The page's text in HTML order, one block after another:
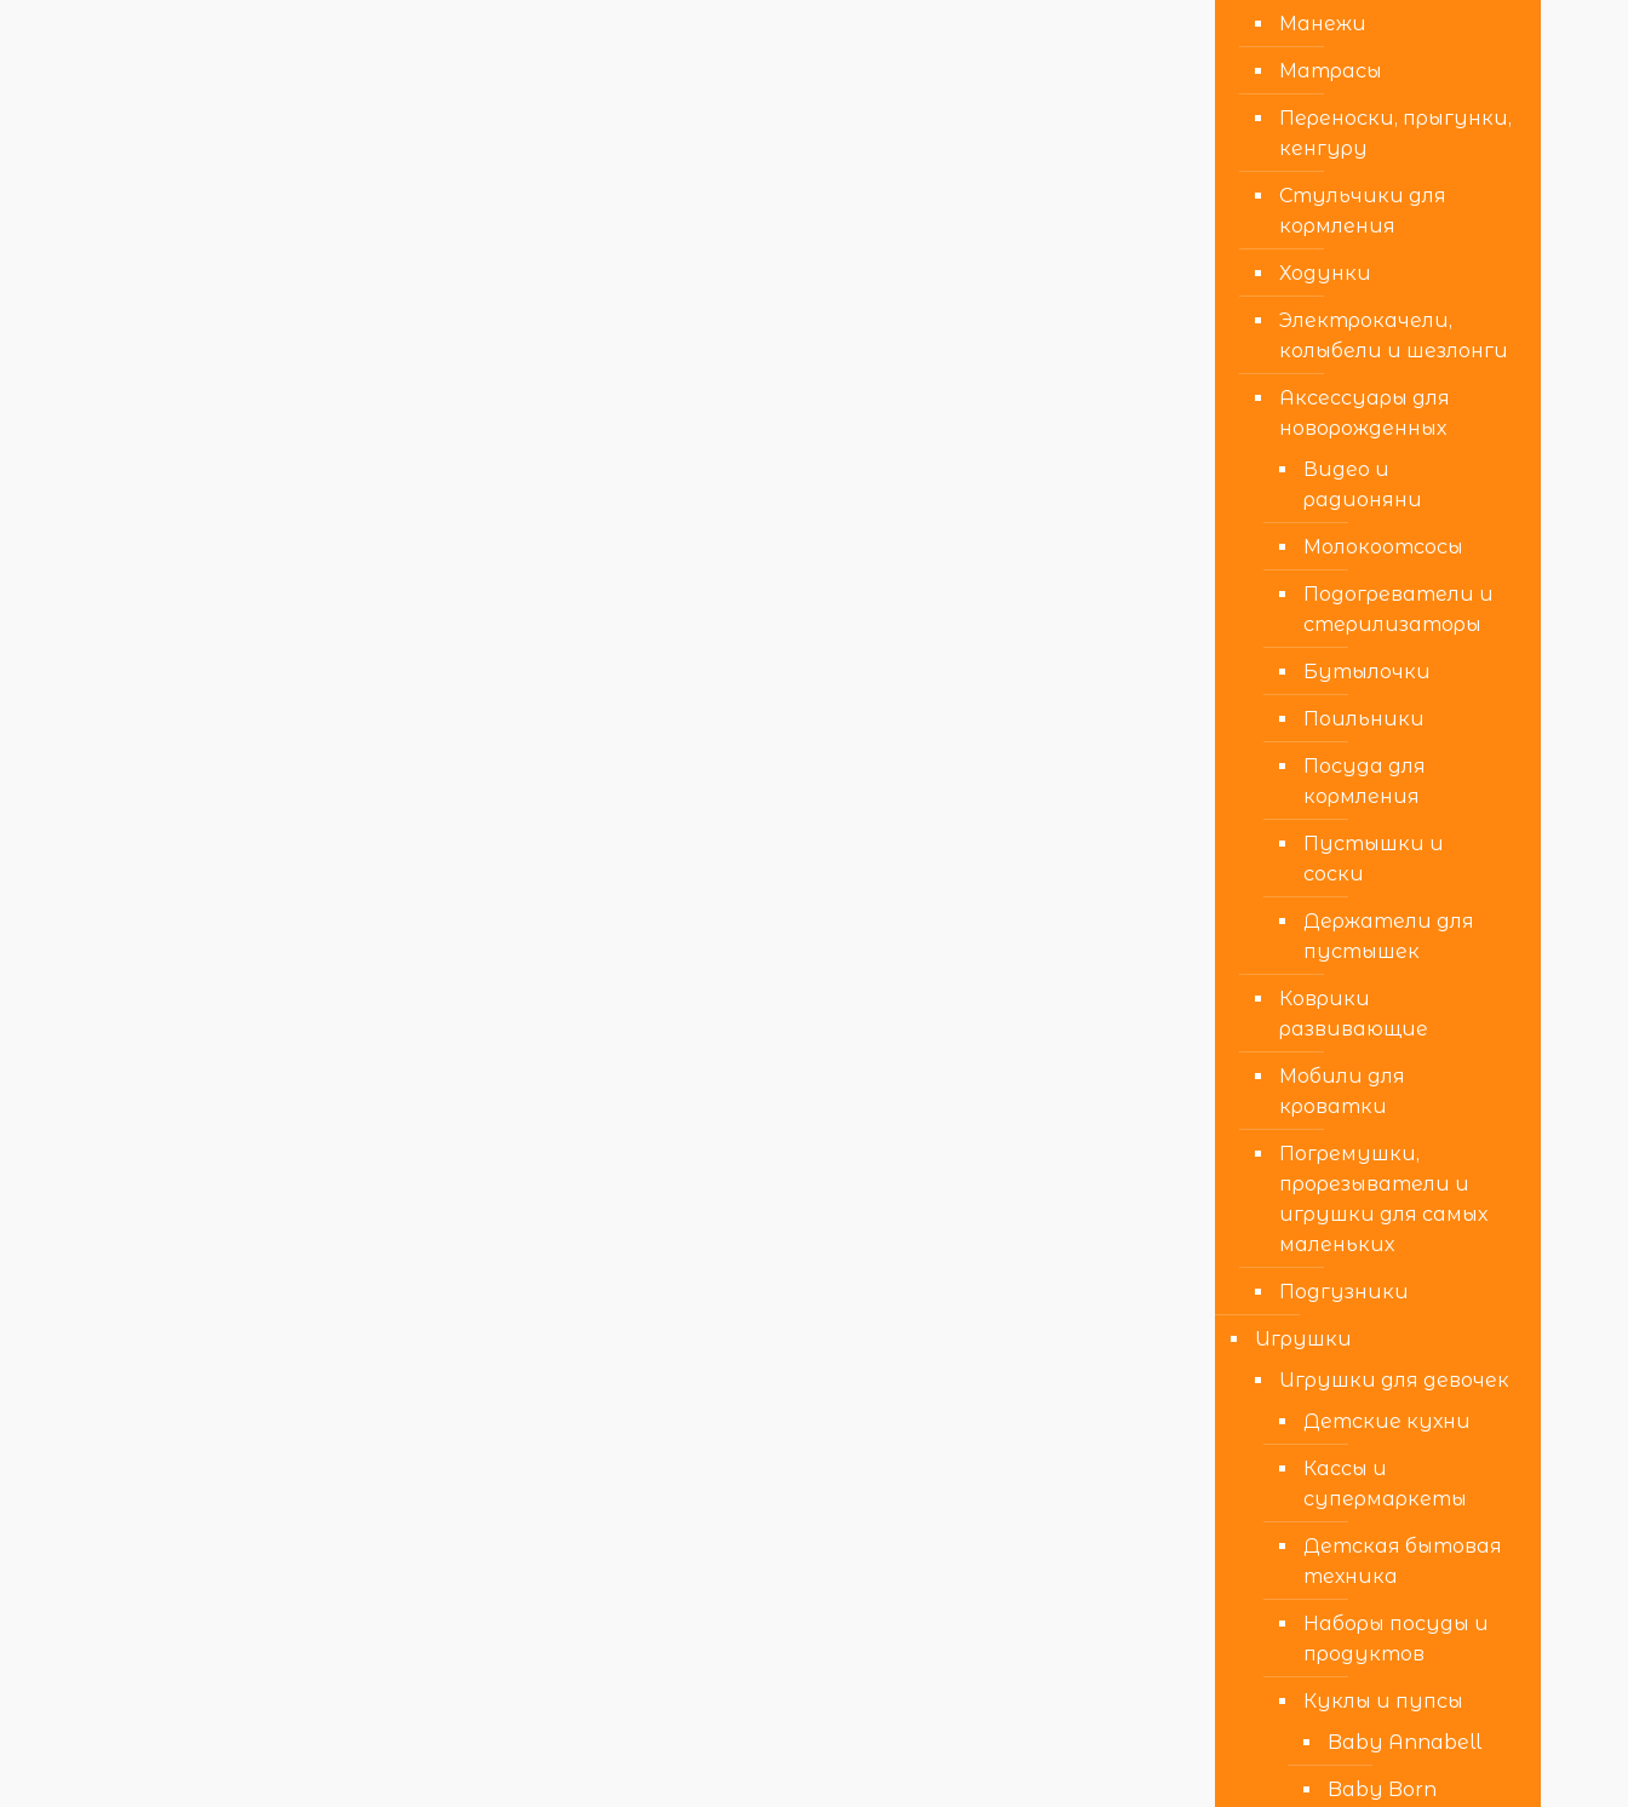
Манежи
Матрасы
Переноски, прыгунки,
кенгуру
Стульчики для
кормления
Ходунки
Электрокачели,
колыбели и шезлонги
Аксессуары для
новорожденных
Видео и
радионяни
Молокоотсосы
Подогреватели и
стерилизаторы
Бутылочки
Поильники
Посуда для
кормления
Пустышки и
соски
Держатели для
пустышек
Коврики
развивающие
Мобили для
кроватки
Погремушки,
прорезыватели и
игрушки для самых
маленьких
Подгузники
Игрушки
Игрушки для девочек
Детские кухни
Кассы и
супермаркеты
Детская бытовая
техника
Наборы посуды и
продуктов
Куклы и пупсы
Baby Annabell
Baby Born